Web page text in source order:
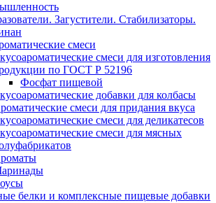
Загустители. Стабилизаторы.
смеси
смеси для изготовления
по ГОСТ Р 52196
Фосфат пищевой
добавки для колбасы
смеси для придания вкуса
смеси для деликатесов
смеси для мясных
белки и комплексные пищевые добавки